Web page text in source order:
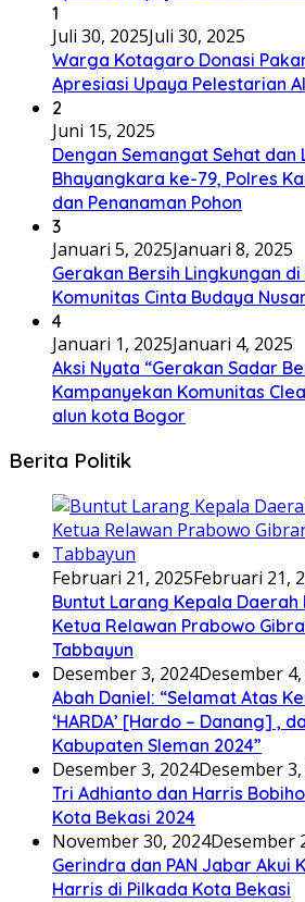
1
Juli 30, 2025Juli 30, 2025
Warga Kotagaro Donasi
Apresiasi Upaya Pelestarian
2
Juni 15, 2025
Dengan Semangat Sehat dan
Bhayangkara ke-79, Polres
dan Penanaman Pohon
3
Januari 5, 2025Januari 8, 2025
Gerakan Bersih Lingkungan
Komunitas Cinta Budaya
4
Januari 1, 2025Januari 4, 2025
Aksi Nyata “Gerakan Sadar
Kampanyekan Komunitas
alun kota Bogor
Berita Politik
Februari 21, 2025Februari 21,
Buntut Larang Kepala Daerah
Ketua Relawan Prabowo
Tabbayun
Desember 3, 2024Desember
Abah Daniel: “Selamat Atas
‘HARDA’ [Hardo – Danang] ,
Kabupaten Sleman 2024”
Desember 3, 2024Desember
Tri Adhianto dan Harris
Kota Bekasi 2024
November 30, 2024Desember
Gerindra dan PAN Jabar Akui
Harris di Pilkada Kota Bekasi